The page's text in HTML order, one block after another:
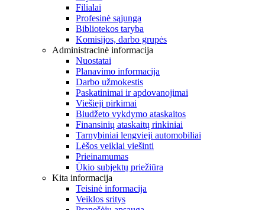
Filialai
Profesinė sąjunga
Bibliotekos taryba
Komisijos, darbo grupės
Administracinė informacija
Nuostatai
Planavimo informacija
Darbo užmokestis
Paskatinimai ir apdovanojimai
Viešieji pirkimai
Biudžeto vykdymo ataskaitos
Finansinių ataskaitų rinkiniai
Tarnybiniai lengvieji automobiliai
Lėšos veiklai viešinti
Prieinamumas
Ūkio subjektų priežiūra
Kita informacija
Teisinė informacija
Veiklos sritys